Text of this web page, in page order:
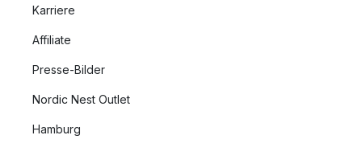
Karriere
Affiliate
Presse-Bilder
Nordic Nest Outlet
Hamburg